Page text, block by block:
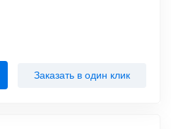
Заказать в один клик